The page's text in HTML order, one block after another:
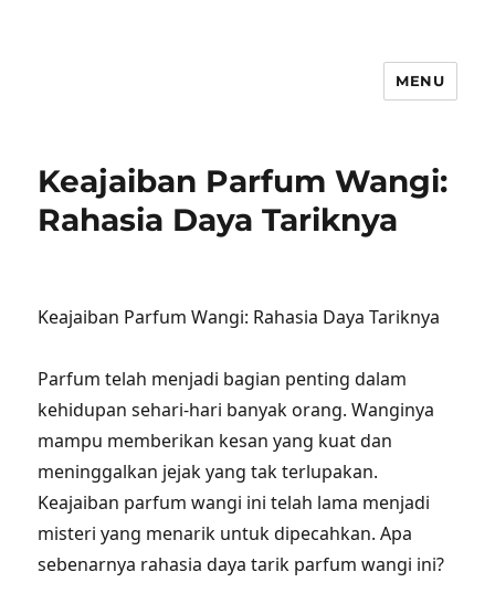
MENU
Keajaiban Parfum Wangi:
Rahasia Daya Tariknya
Keajaiban Parfum Wangi: Rahasia Daya Tariknya
Parfum telah menjadi bagian penting dalam
kehidupan sehari-hari banyak orang. Wanginya
mampu memberikan kesan yang kuat dan
meninggalkan jejak yang tak terlupakan.
Keajaiban parfum wangi ini telah lama menjadi
misteri yang menarik untuk dipecahkan. Apa
sebenarnya rahasia daya tarik parfum wangi ini?